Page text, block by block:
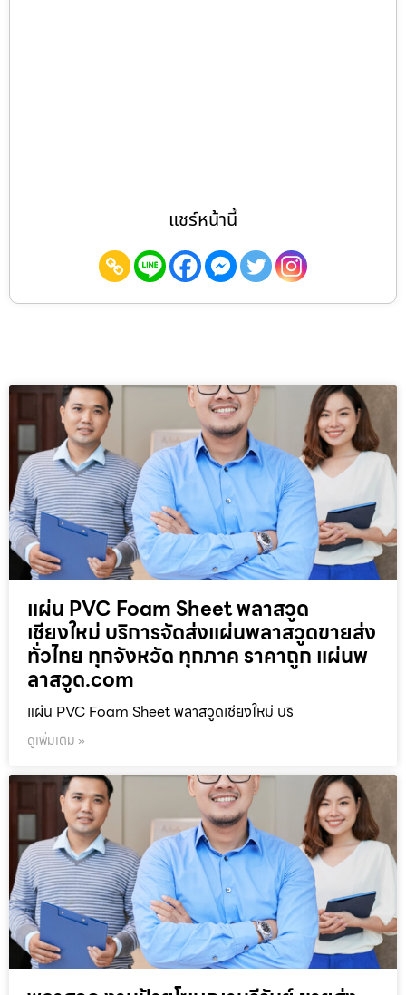
แชร์หน้านี้
แผ่น PVC Foam Sheet พลาสวูด
เชียงใหม่ บริการจัดส่งแผ่นพลาสวูดขายส่ง
ทั่วไทย ทุกจังหวัด ทุกภาค ราคาถูก แผ่นพ
ลาสวูด.com
แผ่น PVC Foam Sheet พลาสวูดเชียงใหม่ บริ
ดูเพิ่มเติม »